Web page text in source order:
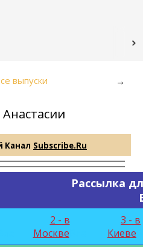
выпуски →
Subscribe.Ru
Рассылка
2 - в
Москве
3 - в
Киеве